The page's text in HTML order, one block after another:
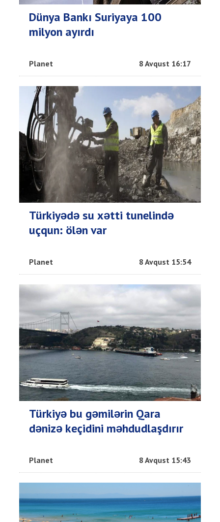
Dünya Bankı Suriyaya 100
milyon ayırdı
Planet 8 Avqust 16:17
Türkiyədə su xətti tunelində
uçqun: ölən var
Planet 8 Avqust 15:54
Türkiyə bu gəmilərin Qara
dənizə keçidini məhdudlaşdırır
Planet 8 Avqust 15:43